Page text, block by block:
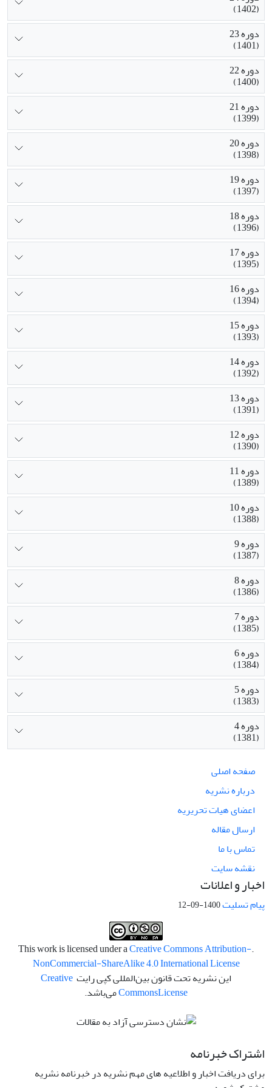
(1402)
دوره 23
(1401)
دوره 22
(1400)
دوره 21
(1399)
دوره 20
(1398)
دوره 19
(1397)
دوره 18
(1396)
دوره 17
(1395)
دوره 16
(1394)
دوره 15
(1393)
دوره 14
(1392)
دوره 13
(1391)
دوره 12
(1390)
دوره 11
(1389)
دوره 10
(1388)
دوره 9
(1387)
دوره 8
(1386)
دوره 7
(1385)
دوره 6
(1384)
دوره 5
(1383)
دوره 4
(1381)
صفحه اصلی
درباره نشریه
اعضای هیات تحریریه
ارسال مقاله
تماس با ما
نقشه سایت
اخبار و اعلانات
پیام تسلیت1400-09-12
.This work is licensed under a
Creative Commons Attribution-
NonCommercial-ShareAlike 4.0 International License
این نشریه تحت قانون بین‌المللی کپی رایت Creative
CommonsLicense می‌باشد.
اشتراک خبرنامه
برای دریافت اخبار و اطلاعیه های مهم نشریه در خبرنامه نشریه